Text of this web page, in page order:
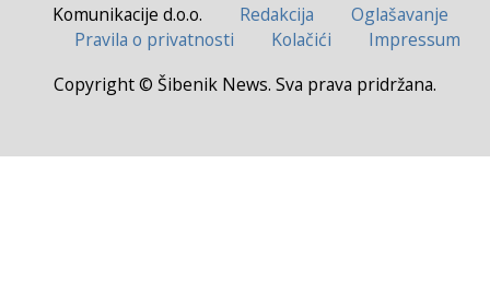
Komunikacije d.o.o. Redakcija
Oglašavanje
Pravila o privatnosti
Kolačići
Impressum
Copyright © Šibenik News. Sva prava pridržana.